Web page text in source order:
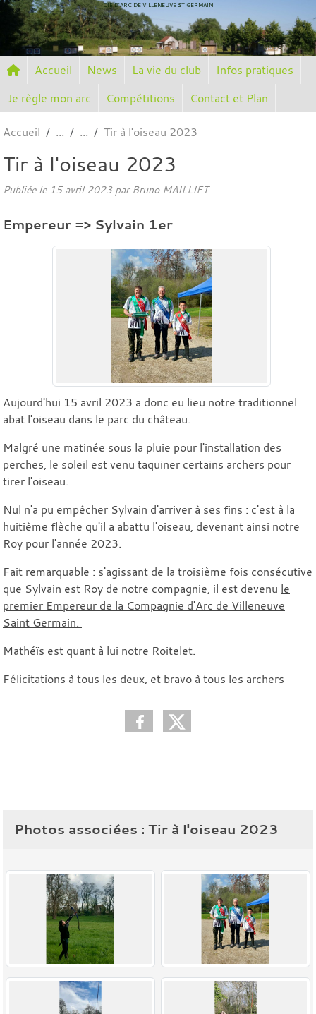
CIE D'ARC DE VILLENEUVE ST GERMAIN
Accueil News La vie du club
Infos pratiques
Je règle mon arc
Compétitions Contact et Plan
Accueil Tir à l'oiseau 2023
Tir à l'oiseau 2023
Publiée le 15 avril 2023par Bruno MAILLIET
Empereur => Sylvain 1er
Aujourd'hui 15 avril 2023 a donc eu lieu notre traditionnel
abat l'oiseau dans le parc du château.
Malgré une matinée sous la pluie pour l'installation des
perches, le soleil est venu taquiner certains archers pour
tirer l'oiseau.
Nul n'a pu empêcher Sylvain d'arriver à ses fins : c'est à la
huitième flèche qu'il a abattu l'oiseau, devenant ainsi notre
Roy pour l'année 2023.
Fait remarquable : s'agissant de la troisième fois consécutive
que Sylvain est Roy de notre compagnie, il est devenu le
premier Empereur de la Compagnie d'Arc de Villeneuve
Saint Germain.
Mathéïs est quant à lui notre Roitelet.
Félicitations à tous les deux, et bravo à tous les archers
Photos associées : Tir à l'oiseau 2023
Panneau de gestion des cookies